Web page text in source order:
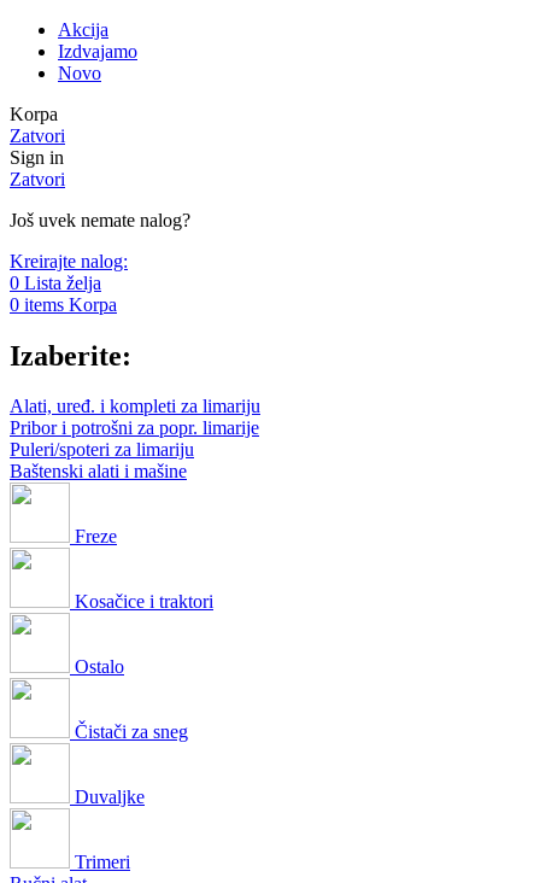
Akcija
Izdvajamo
Novo
Korpa
Zatvori
Sign in
Zatvori
Još uvek nemate nalog?
Kreirajte nalog:
0 Lista želja
0 items Korpa
Izaberite:
Alati, uređ. i kompleti za limariju
Pribor i potrošni za popr. limarije
Puleri/spoteri za limariju
Baštenski alati i mašine
Freze
Kosačice i traktori
Ostalo
Čistači za sneg
Duvaljke
Trimeri